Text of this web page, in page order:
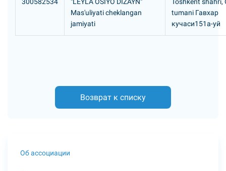
Mas'uliyati cheklangan
jamiyati
tumani Гавхар
кучаси151а-уй
Возврат к списку
Об ассоциации